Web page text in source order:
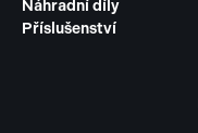
Náhradní díly
Příslušenství